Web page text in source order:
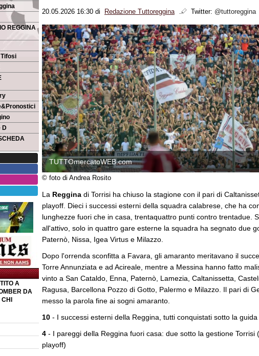
REGGINA
D
A
DA
CHI
20.05.2026 16:30 di Redazione Tuttoreggina Twitter: @tuttoreggina
TUTTOmercatoWEB.com
© foto di Andrea Rosito
La Reggina di Torrisi ha chiuso la stagione con il pari di
playoff. Dieci i successi esterni della squadra calabrese, che ha
lunghezze fuori che in casa, trentaquattro punti contro trentadue.
all'attivo, solo in quattro gare esterne la squadra ha segnato due
Paternò, Nissa, Igea Virtus e Milazzo.
Dopo l'orrenda sconfitta a Favara, gli amaranto meritavano il
Torre Annunziata e ad Acireale, mentre a Messina hanno fatto
vinto a San Cataldo, Enna, Paternò, Lamezia, Caltanissetta,
Ragusa, Barcellona Pozzo di Gotto, Palermo e Milazzo. Il pari di
messo la parola fine ai sogni amaranto.
10 - I successi esterni della Reggina, tutti conquistati sotto la guida
4 - I pareggi della Reggina fuori casa: due sotto la gestione Torrisi
playoff)